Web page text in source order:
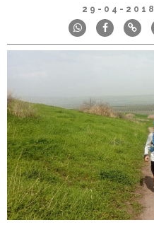
29-04-2018